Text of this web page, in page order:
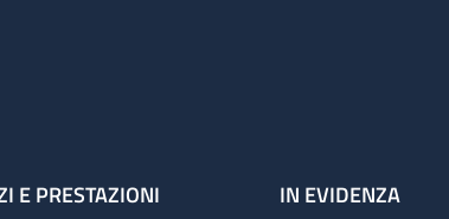
E PRESTAZIONI IN EVIDENZA